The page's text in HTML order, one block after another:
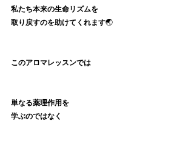
私たち本来の生命リズムを
取り戻すのを助けてくれます🌏
このアロマレッスンでは
単なる薬理作用を
学ぶのではなく